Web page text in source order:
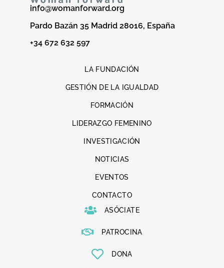
info@womanforward.org
Pardo Bazán 35 Madrid 28016, España
+34 672 632 597
LA FUNDACIÓN
GESTIÓN DE LA IGUALDAD
FORMACIÓN
LIDERAZGO FEMENINO
INVESTIGACIÓN
NOTICIAS
EVENTOS
CONTACTO
ASÓCIATE
PATROCINA
DONA